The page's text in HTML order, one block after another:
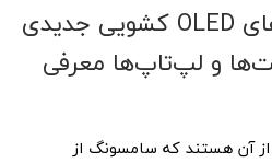
سامسونگ نمایشگرهای OLED کشویی جدیدی
و لپ‌تاپ‌ها معرفی
آن هستند که سامسونگ از